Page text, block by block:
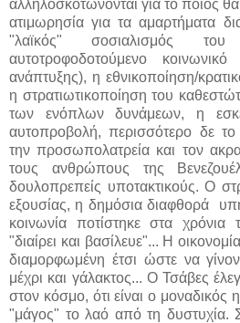
αλληλοσκοτώνονται για το ποιος
ατιμωρησία για τα αμαρτήματα
"λαϊκός" σοσιαλισμός
αυτοτροφοδοτούμενο
ανάπτυξης), η εθνικοποίηση/
η στρατιωτικοποίηση του
των ενόπλων δυνάμεων, η
αυτοπροβολή, περισσότερο δε το
την προσωπολατρεία και τον
τους ανθρώπους της
δουλοπρεπείς υποτακτικούς. Ο
εξουσίας, η δημόσια διαφθορά
κοινωνία ποτίστηκε στα
"διαίρει και βασίλευε"... Η
διαμορφωμένη έτσι ώστε να
μέχρι και γάλακτος... Ο Τσάβες
στον κόσμο, ότι είναι ο
"μάγος" το λαό από τη δυστυχία.